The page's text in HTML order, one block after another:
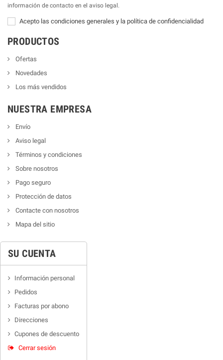
información de contacto en el aviso legal.
Acepto las condiciones generales y la política de confidencialidad
PRODUCTOS
Ofertas
Novedades
Los más vendidos
NUESTRA EMPRESA
Envío
Aviso legal
Términos y condiciones
Sobre nosotros
Pago seguro
Protección de datos
Contacte con nosotros
Mapa del sitio
SU CUENTA
Información personal
Pedidos
Facturas por abono
Direcciones
Cupones de descuento
Cerrar sesión